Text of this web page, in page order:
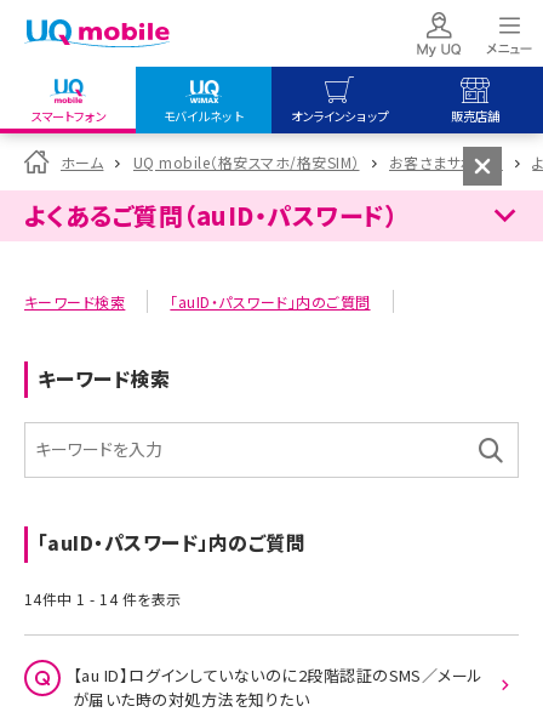
スマートフォン モバイルネット オンラインショップ 販売店舗
my UQ WiMAX
UQ WiMAX ご契約の方
My UQ mobile
UQ mobile
UQ mobile
オンラインショップ
UQ WiMAX
UQ mobile
販売店舗
UQ WiMAX
ホーム UQ mobile（格安スマホ/格安SIM） お客さまサポート
よくあるご質問（auID・パスワード）
キーワード検索 「auID・パスワード」内のご質問
キーワード検索
「auID・パスワード」内のご質問
14件中 1 - 14 件を表示
【au ID】ログインしていないのに2段階認証のSMS／メール
が届いた時の対処方法を知りたい